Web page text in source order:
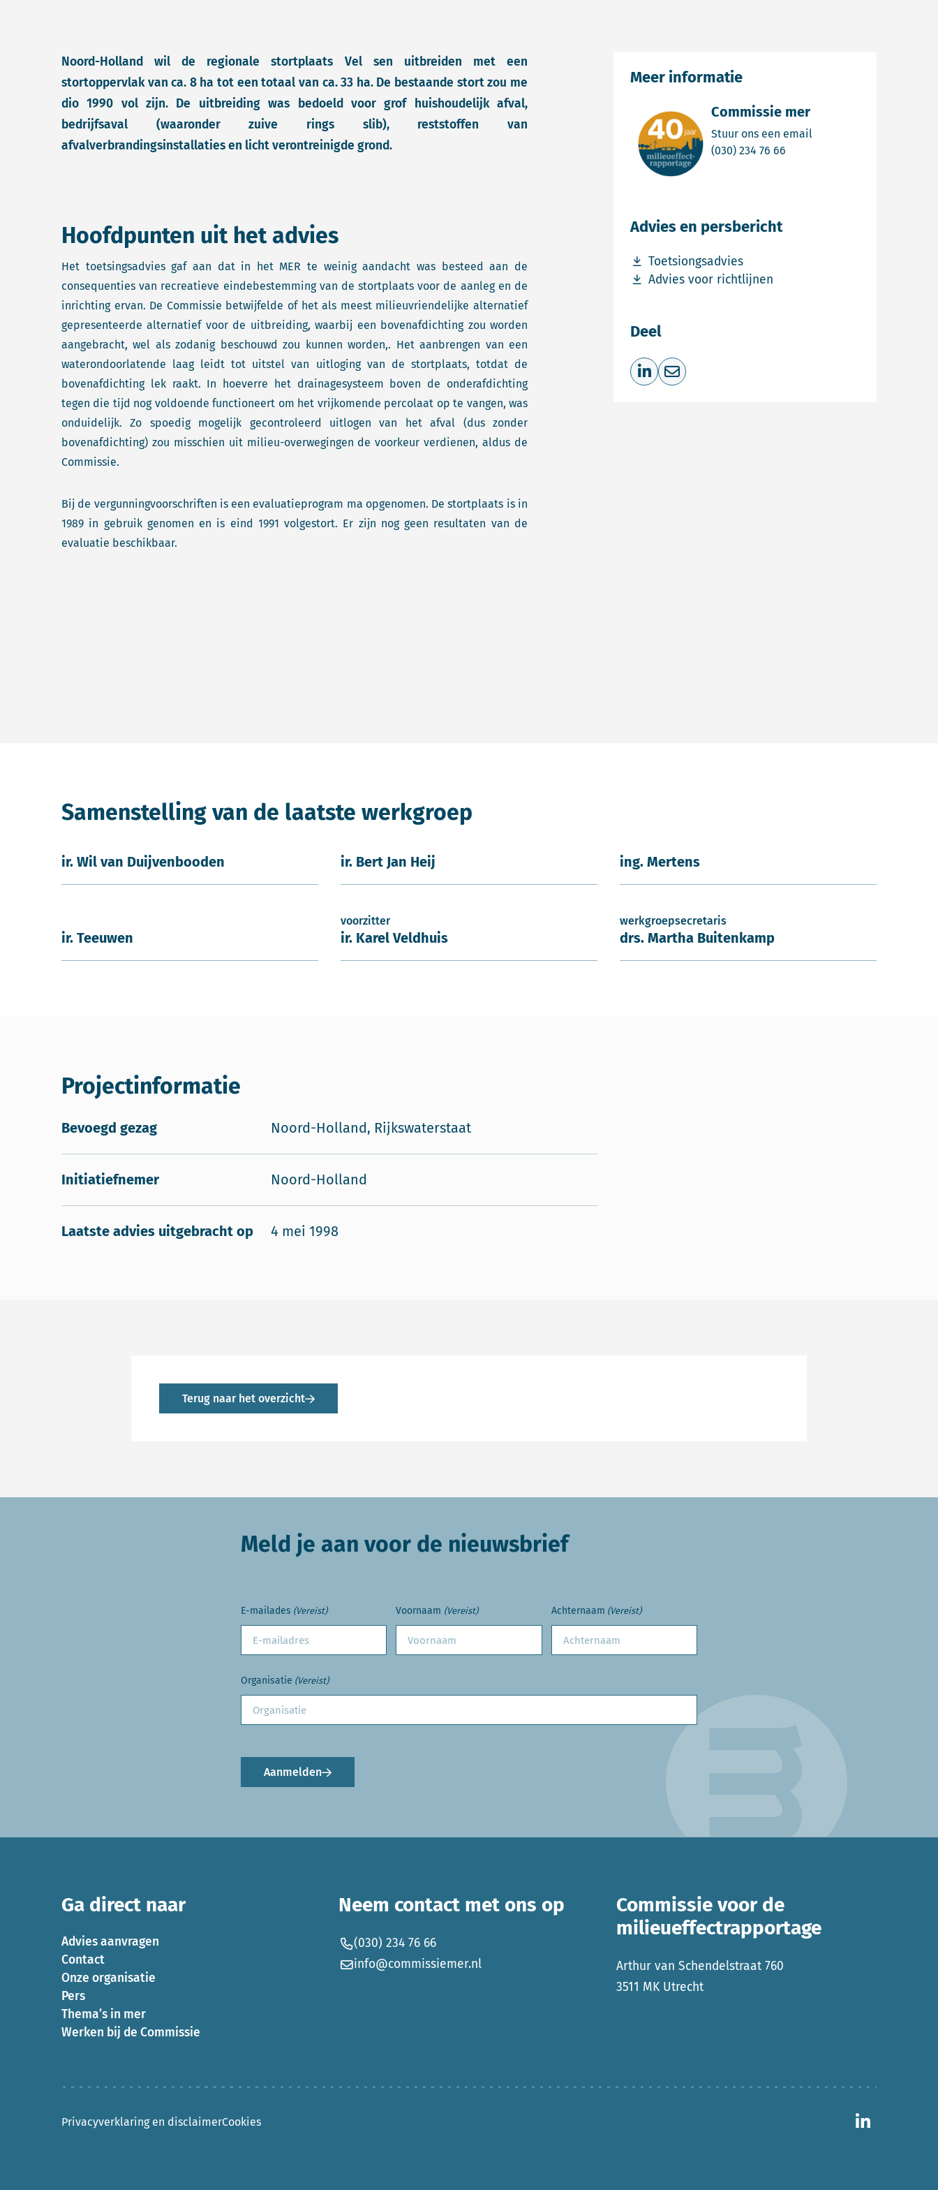
Noord-Holland wil de regionale stortplaats Vel sen uitbreiden met een
stortoppervlak van ca. 8 ha tot een totaal van ca. 33 ha. De bestaande stort zou me
dio 1990 vol zijn. De uitbreiding was bedoeld voor grof huishoudelijk afval,
bedrijfsaval (waaronder zuive rings slib), reststoffen van
afvalverbrandingsinstallaties en licht verontreinigde grond.
Hoofdpunten uit het advies
Het toetsingsadvies gaf aan dat in het MER te weinig aandacht was besteed aan de
consequenties van recreatieve eindebestemming van de stortplaats voor de aanleg en de
inrichting ervan. De Commissie betwijfelde of het als meest milieuvriendelijke alternatief
gepresenteerde alternatief voor de uitbreiding, waarbij een bovenafdichting zou worden
aangebracht, wel als zodanig beschouwd zou kunnen worden,. Het aanbrengen van een
waterondoorlatende laag leidt tot uitstel van uitloging van de stortplaats, totdat de
bovenafdichting lek raakt. In hoeverre het drainagesysteem boven de onderafdichting
tegen die tijd nog voldoende functioneert om het vrijkomende percolaat op te vangen, was
onduidelijk. Zo spoedig mogelijk gecontroleerd uitlogen van het afval (dus zonder
bovenafdichting) zou misschien uit milieu-overwegingen de voorkeur verdienen, aldus de
Commissie.
Bij de vergunningvoorschriften is een evaluatieprogram ma opgenomen. De stortplaats is in
1989 in gebruik genomen en is eind 1991 volgestort. Er zijn nog geen resultaten van de
evaluatie beschikbaar.
Commissie mer
Stuur ons een email
(030) 234 76 66
Meer informatie
Advies en persbericht
Toetsiongsadvies
Download bestand Toetsiongsadvies
Advies voor richtlijnen
Download bestand Advies voor richtlijnen
Deel
Deel op LinkedIn
Deel via e-mail
Samenstelling van de laatste werkgroep
ir. Wil van Duijvenbooden ir. Bert Jan Heij ing. Mertens
ir. Teeuwen
voorzitter
ir. Karel Veldhuis
werkgroepsecretaris
drs. Martha Buitenkamp
Projectinformatie
Bevoegd gezag Noord-Holland, Rijkswaterstaat
Initiatiefnemer Noord-Holland
Laatste advies uitgebracht op 4 mei 1998
Terug naar het overzicht
Meld je aan voor de nieuwsbrief
E-mailades (Vereist) Voornaam (Vereist) Achternaam (Vereist)
Organisatie (Vereist)
Aanmelden
Ga direct naar
Advies aanvragen
Contact
Onze organisatie
Pers
Thema’s in mer
Werken bij de Commissie
Neem contact met ons op
(030) 234 76 66
info@commissiemer.nl
Commissie voor de
milieueffectrapportage
Arthur van Schendelstraat 760
3511 MK Utrecht
Privacyverklaring en disclaimerCookies Ga naar